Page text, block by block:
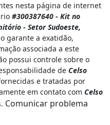
nesta página de internet
#300387640 - Kit no
- Setor Sudoeste,
garante a exatidão,
associada a este
possui controle sobre o
de Celso
e tratadas por
em contato com Celso
Comunicar problema